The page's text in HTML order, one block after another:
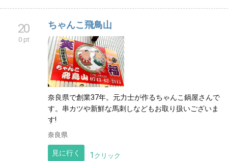
20
0 pt
ちゃんこ飛鳥山
奈良県で創業37年。元力士が作るちゃんこ鍋屋さんで
す。串カツや新鮮な馬刺しなどもお取り扱いございま
す!
奈良県
見に行く 1 クリック